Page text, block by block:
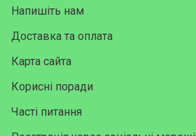
Напишіть нам
Доставка та оплата
Карта сайта
Корисні поради
Часті питання